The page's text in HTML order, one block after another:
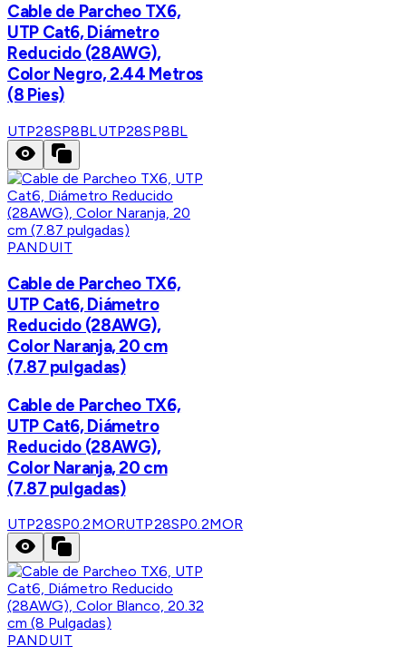
Cable de Parcheo TX6,
UTP Cat6, Diámetro
Reducido (28AWG),
Color Negro, 2.44 Metros
(8 Pies)
UTP28SP8BLUTP28SP8BL
PANDUIT
Cable de Parcheo TX6,
UTP Cat6, Diámetro
Reducido (28AWG),
Color Naranja, 20 cm
(7.87 pulgadas)
Cable de Parcheo TX6,
UTP Cat6, Diámetro
Reducido (28AWG),
Color Naranja, 20 cm
(7.87 pulgadas)
UTP28SP0.2MORUTP28SP0.2MOR
PANDUIT